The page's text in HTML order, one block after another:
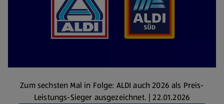
Zum sechsten Mal in Folge: ALDI auch 2026 als Preis-
Leistungs-Sieger ausgezeichnet. | 22.01.2026